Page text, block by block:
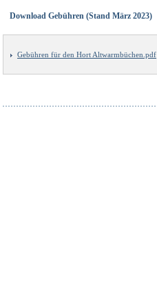
Download Gebühren (Stand März 2023)
Gebühren für den Hort Altwarmbüchen.pdf